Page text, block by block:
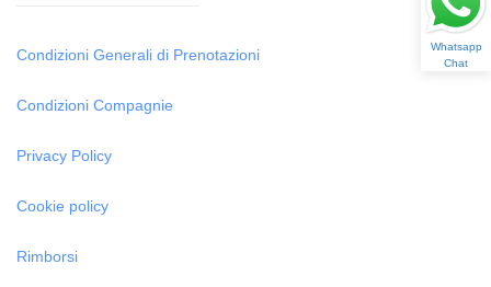
Condizioni Generali di Prenotazioni
Condizioni Compagnie
Privacy Policy
Cookie policy
Rimborsi
Whatsapp
Chat